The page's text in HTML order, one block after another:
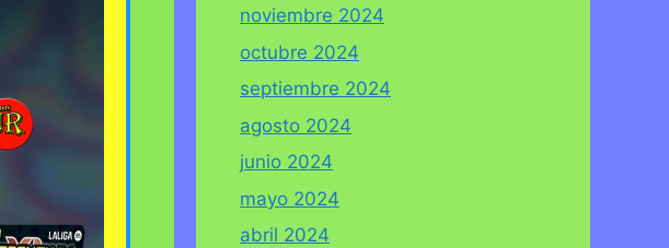
noviembre 2024
octubre 2024
septiembre 2024
agosto 2024
junio 2024
mayo 2024
abril 2024